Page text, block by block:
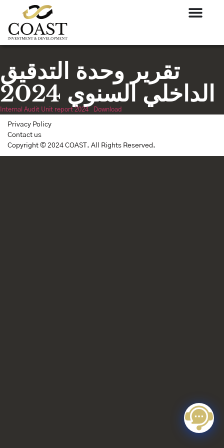
تقرير وحدة التدقيق
الداخلي السنوي 2024
Internal Audit Unit report 2024 Download
Privacy Policy
Contact us
Copyright © 2024 COAST. All Rights Reserved.